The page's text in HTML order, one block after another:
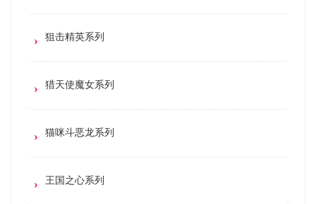
狙击精英系列
猎天使魔女系列
猫咪斗恶龙系列
王国之心系列